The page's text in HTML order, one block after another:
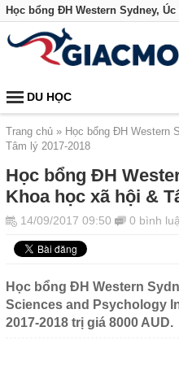
DU HỌC
Trang chủ
Học bổng ĐH Western
Tâm lý 2017-2018
Học bổng ĐH
Khoa học xã hội &
14/09/2017 09:50 0 bình
Học bổng ĐH Western
Sciences and Psychology
2017-2018 trị giá 8000 AUD.